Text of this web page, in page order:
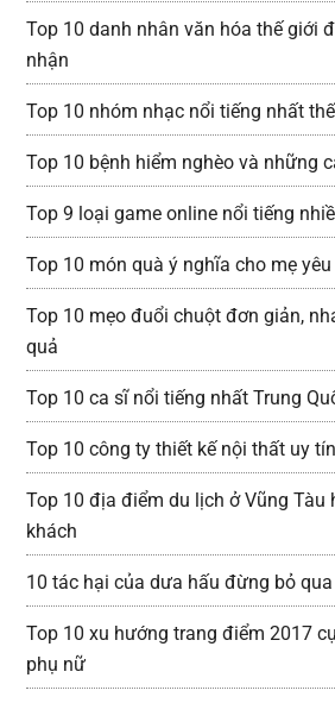
Top 10 danh nhân văn hóa thế giới
nhận
Top 10 nhóm nhạc nổi tiếng nhất
Top 10 bệnh hiểm nghèo và những
Top 9 loại game online nổi tiếng
Top 10 món quà ý nghĩa cho mẹ
Top 10 mẹo đuổi chuột đơn giản,
quả
Top 10 ca sĩ nổi tiếng nhất Trung
Top 10 công ty thiết kế nội thất uy
Top 10 địa điểm du lịch ở Vũng Tàu
khách
10 tác hại của dưa hấu đừng bỏ qua
Top 10 xu hướng trang điểm 2017
phụ nữ